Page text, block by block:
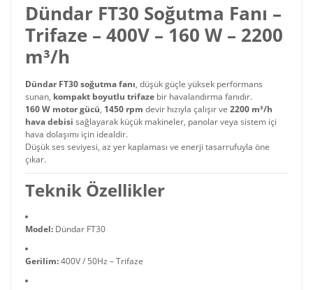
Dündar FT30 Soğutma Fanı –
Trifaze – 400V – 160 W – 2200
m³/h
Dündar FT30 soğutma fanı, düşük güçle yüksek performans
sunan, kompakt boyutlu trifaze bir havalandırma fanıdır.
160 W motor gücü, 1450 rpm devir hızıyla çalışır ve 2200 m³/h
hava debisi sağlayarak küçük makineler, panolar veya sistem içi
hava dolaşımı için idealdir.
Düşük ses seviyesi, az yer kaplaması ve enerji tasarrufuyla öne
çıkar.
Teknik Özellikler
Model: Dündar FT30
Gerilim:400V / 50Hz – Trifaze